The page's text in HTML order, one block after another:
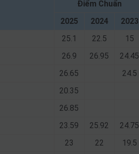
Điểm Chuẩn
2025
2024
2023
25.1 22.5
15
26.9 26.95
24.45
26.65
24.5
20.35
26.85
23.59 25.92
24.75
23 22
19.5